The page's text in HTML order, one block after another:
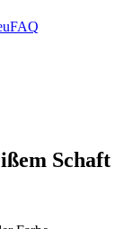
FAQ
Schaft